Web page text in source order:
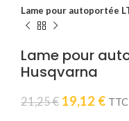
Lame pour autoportée
Lame pour
Husqvarna
21,25€ Le
19,12 €Le
TTC